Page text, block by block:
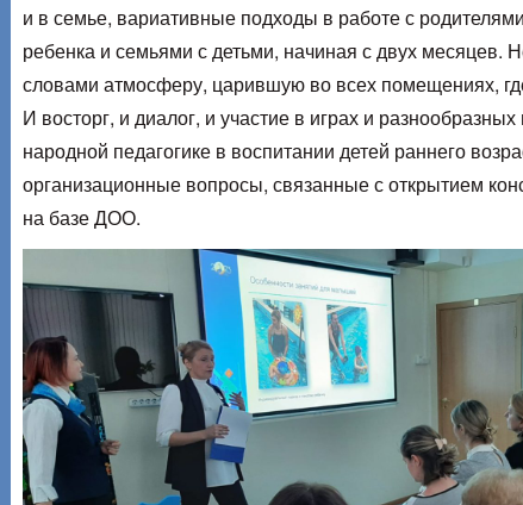
и в семье, вариативные подходы в работе с
ребенка и семьями с детьми, начиная с двух месяцев.
словами атмосферу, царившую во всех помещениях,
И восторг, и диалог, и участие в играх и разнообразных
народной педагогике в воспитании детей раннего
организационные вопросы, связанные с открытием
на базе ДОО.